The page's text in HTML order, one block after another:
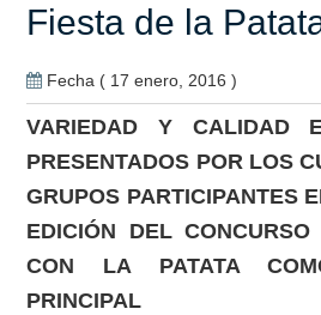
Fiesta de la
Fecha ( 17 enero, 2016 )
VARIEDAD Y CALIDAD
PRESENTADOS POR LOS
GRUPOS PARTICIPANTES
EDICIÓN DEL CONCURSO
CON LA PATATA
PRINCIPAL